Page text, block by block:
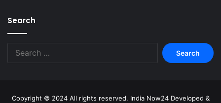
Search
Copyright © 2024 All rights reserved. India Now24 Developed &